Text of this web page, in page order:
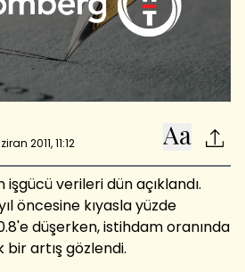
2011, 11:12
işgücü verileri dün açıklandı.
öncesine kıyasla yüzde
düşerken, istihdam oranında
bir artış gözlendi.